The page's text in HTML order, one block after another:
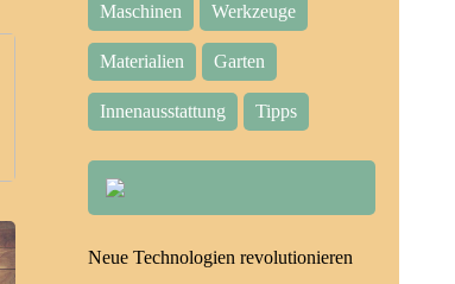
Maschinen Werkzeuge
Materialien Garten
Innenausstattung Tipps
Neue Technologien revolutionieren